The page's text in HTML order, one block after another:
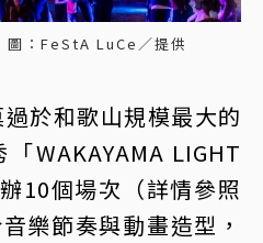
：FeStA LuCe／提供
於和歌山規模最大的
WAKAYAMA LIGHT
10個場次（詳情參照
樂節奏與動畫造型，